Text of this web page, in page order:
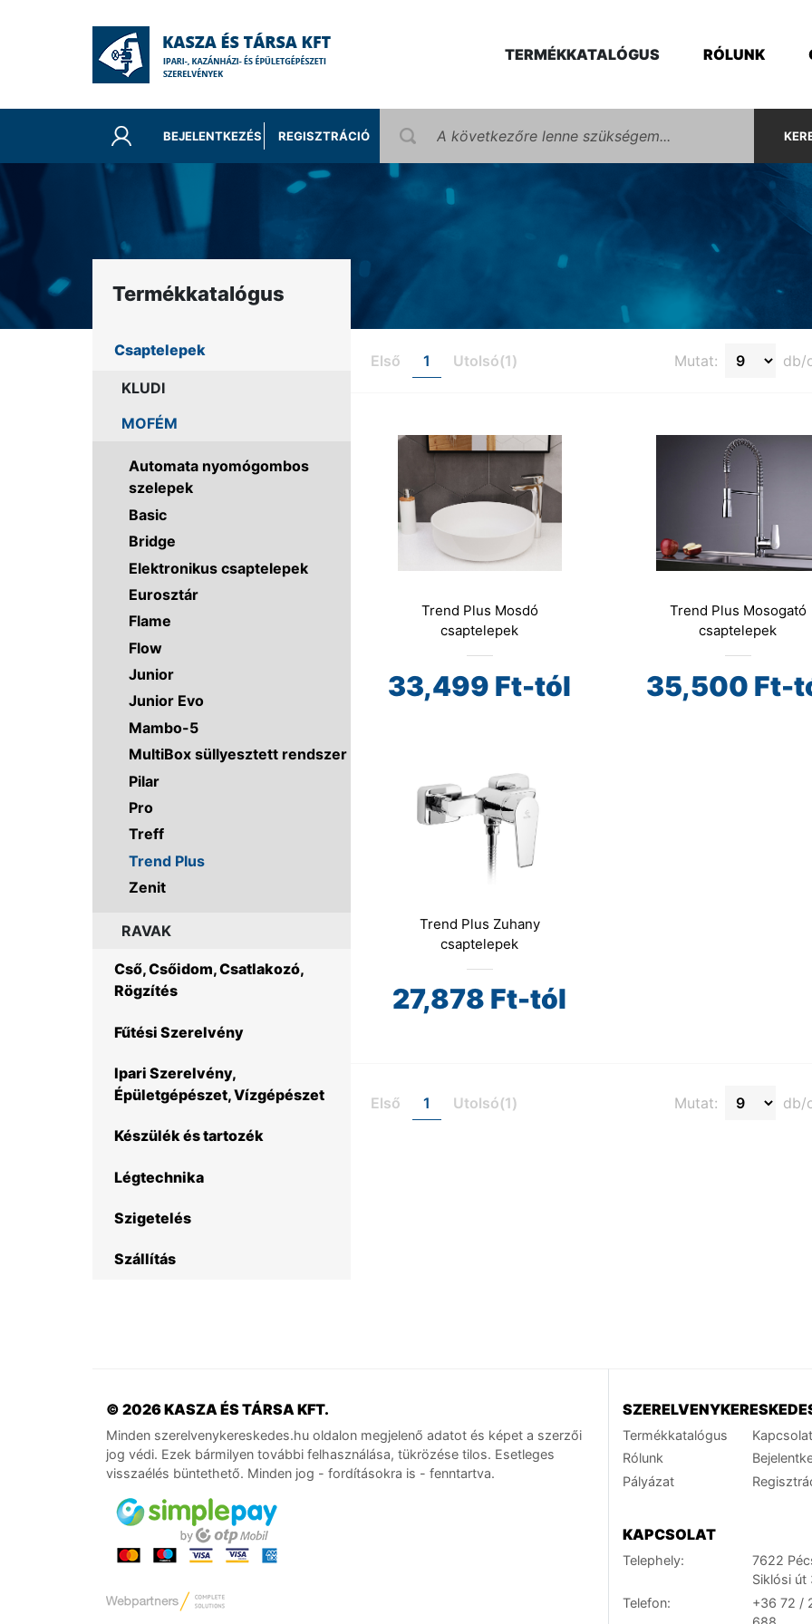
TERMÉKKATALÓGUS RÓLUNK
BEJELENTKEZÉS REGISZTRÁCIÓ
Termékkatalógus
Csaptelepek
KLUDI
MOFÉM
Automata nyomógombos
szelepek
Basic
Bridge
Elektronikus csaptelepek
Eurosztár
Flame
Flow
Junior
Junior Evo
Mambo-5
MultiBox süllyesztett rendszer
Pilar
Pro
Treff
Trend Plus
Zenit
RAVAK
Cső, Csőidom, Csatlakozó,
Rögzítés
Fűtési Szerelvény
Ipari Szerelvény,
Épületgépészet, Vízgépészet
Készülék és tartozék
Légtechnika
Szigetelés
Szállítás
Mutat: db/
Első 1 Utolsó(1)
Trend Plus Mosdó
csaptelepek
33,499 Ft-tól
Trend Plus Mosogató
csaptelepek
35,500 Ft-
Trend Plus Zuhany
csaptelepek
27,878 Ft-tól
Első 1 Utolsó(1) Mutat: db/
© 2026 KASZA ÉS TÁRSA KFT.
Minden szerelvenykereskedes.hu oldalon megjelenő adatot és képet a szerzői
jog védi. Ezek bármilyen további felhasználása, tükrözése tilos. Esetleges
visszaélés büntethető. Minden jog - fordításokra is - fenntartva.
Termékkatalógus
Rólunk
Pályázat
Kapcsolat
KAPCSOLAT
Telephely:
7622
Siklósi út
Telefon:
+36 72 /